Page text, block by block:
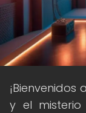
¡Bienvenidos a
y el